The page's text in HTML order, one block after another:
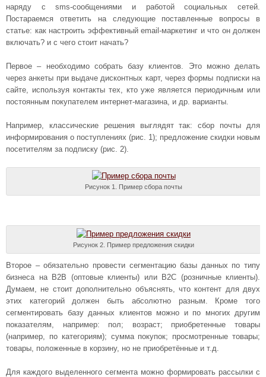
наряду с sms-сообщениями и работой социальных сетей.
Постараемся ответить на следующие поставленные вопросы в
статье: как настроить эффективный email-маркетинг и что он должен
включать? и с чего стоит начать?
Первое – необходимо собрать базу клиентов. Это можно делать
через анкеты при выдаче дисконтных карт, через формы подписки на
сайте, используя контакты тех, кто уже является периодичным или
постоянным покупателем интернет-магазина, и др. варианты.
Например, классические решения выглядят так: сбор почты для
информирования о поступлениях (рис. 1); предложение скидки новым
посетителям за подписку (рис. 2).
Рисунок 1. Пример сбора почты
Рисунок 2. Пример предложения скидки
Второе – обязательно провести сегментацию базы данных по типу
бизнеса на B2B (оптовые клиенты) или B2C (розничные клиенты).
Думаем, не стоит дополнительно объяснять, что контент для двух
этих категорий должен быть абсолютно разным. Кроме того
сегментировать базу данных клиентов можно и по многих другим
показателям, например: пол; возраст; приобретенные товары
(например, по категориям); сумма покупок; просмотренные товары;
товары, положенные в корзину, но не приобретённые и т.д.
Для каждого выделенного сегмента можно формировать рассылки с